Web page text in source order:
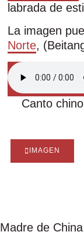
labrada de
La imagen
Norte,
Canto
IMAGEN
Madre de China